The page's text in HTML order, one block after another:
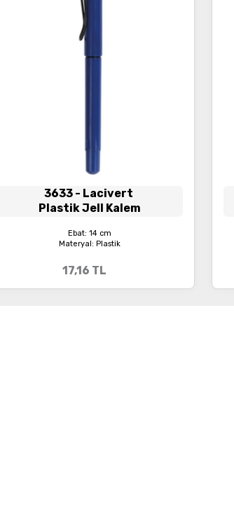
3633 - Lacivert
Plastik Jell Kalem
Ebat: 14 cm
Materyal: Plastik
17,16 TL